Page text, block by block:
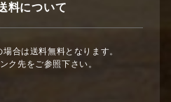
料について
合は送料無料となります。
ク先をご参照下さい。